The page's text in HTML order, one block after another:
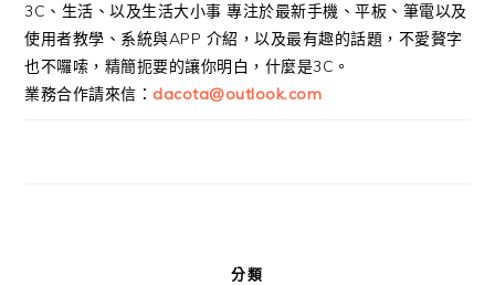
3C、生活、以及生活大小事 專注於最新手機、平板、筆電以及
使用者教學、系統與APP 介紹，以及最有趣的話題，不愛贅字
也不囉嗦，精簡扼要的讓你明白，什麼是3C。
業務合作請來信： dacota@outlook.com
分類